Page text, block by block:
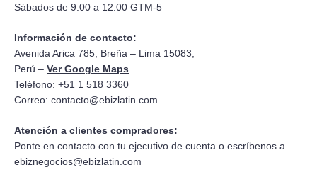
Sábados de 9:00 a 12:00 GTM-5
Información de contacto:
Avenida Arica 785, Breña – Lima 15083,
Perú – Ver Google Maps
Teléfono: +51 1 518 3360
Correo: contacto@ebizlatin.com
Atención a clientes compradores:
Ponte en contacto con tu ejecutivo de cuenta o escríbenos a
ebiznegocios@ebizlatin.com